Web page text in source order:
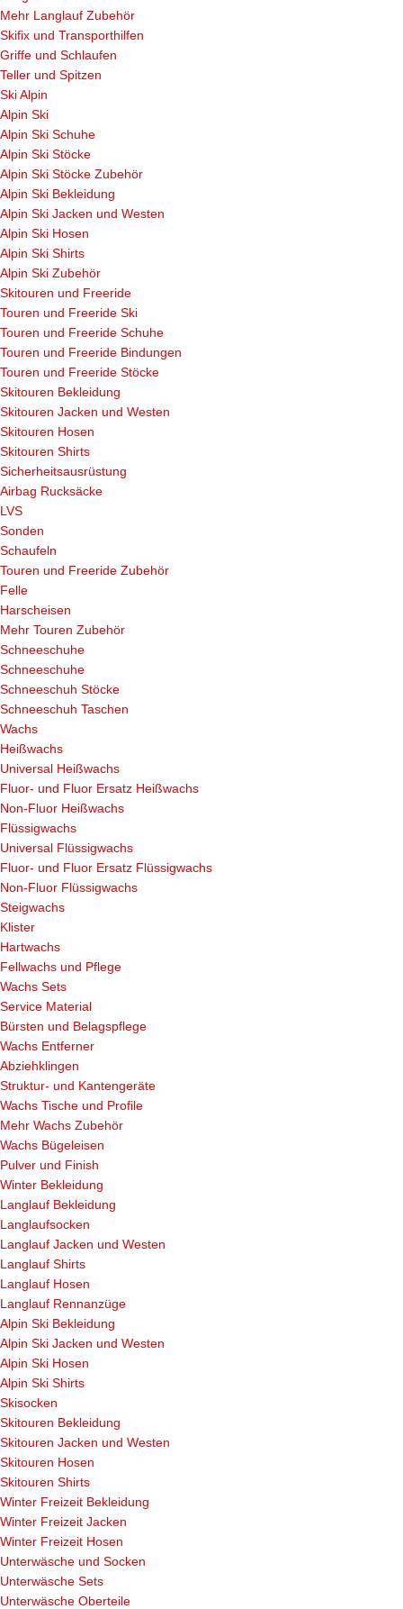
Mehr Langlauf Zubehör
Skifix und Transporthilfen
Griffe und Schlaufen
Teller und Spitzen
Ski Alpin
Alpin Ski
Alpin Ski Schuhe
Alpin Ski Stöcke
Alpin Ski Stöcke Zubehör
Alpin Ski Bekleidung
Alpin Ski Jacken und Westen
Alpin Ski Hosen
Alpin Ski Shirts
Alpin Ski Zubehör
Skitouren und Freeride
Touren und Freeride Ski
Touren und Freeride Schuhe
Touren und Freeride Bindungen
Touren und Freeride Stöcke
Skitouren Bekleidung
Skitouren Jacken und Westen
Skitouren Hosen
Skitouren Shirts
Sicherheitsausrüstung
Airbag Rucksäcke
LVS
Sonden
Schaufeln
Touren und Freeride Zubehör
Felle
Harscheisen
Mehr Touren Zubehör
Schneeschuhe
Schneeschuhe
Schneeschuh Stöcke
Schneeschuh Taschen
Wachs
Heißwachs
Universal Heißwachs
Fluor- und Fluor Ersatz Heißwachs
Non-Fluor Heißwachs
Flüssigwachs
Universal Flüssigwachs
Fluor- und Fluor Ersatz Flüssigwachs
Non-Fluor Flüssigwachs
Steigwachs
Klister
Hartwachs
Fellwachs und Pflege
Wachs Sets
Service Material
Bürsten und Belagspflege
Wachs Entferner
Abziehklingen
Struktur- und Kantengeräte
Wachs Tische und Profile
Mehr Wachs Zubehör
Wachs Bügeleisen
Pulver und Finish
Winter Bekleidung
Langlauf Bekleidung
Langlaufsocken
Langlauf Jacken und Westen
Langlauf Shirts
Langlauf Hosen
Langlauf Rennanzüge
Alpin Ski Bekleidung
Alpin Ski Jacken und Westen
Alpin Ski Hosen
Alpin Ski Shirts
Skisocken
Skitouren Bekleidung
Skitouren Jacken und Westen
Skitouren Hosen
Skitouren Shirts
Winter Freizeit Bekleidung
Winter Freizeit Jacken
Winter Freizeit Hosen
Unterwäsche und Socken
Unterwäsche Sets
Unterwäsche Oberteile